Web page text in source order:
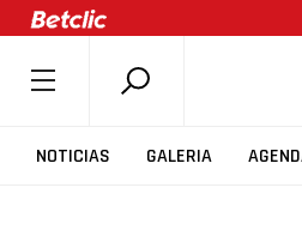
NOTICIAS GALERIA
SOBRE A FPB